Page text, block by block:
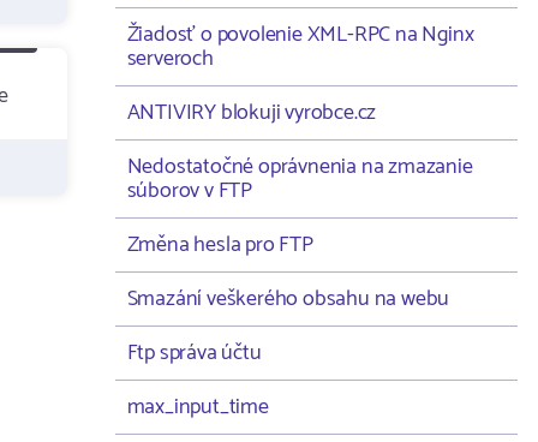
Žiadosť o povolenie XML-RPC na Nginx
serveroch
ANTIVIRY blokuji vyrobce.cz
Nedostatočné oprávnenia na zmazanie
súborov v FTP
Změna hesla pro FTP
Smazání veškerého obsahu na webu
Ftp správa účtu
max_input_time